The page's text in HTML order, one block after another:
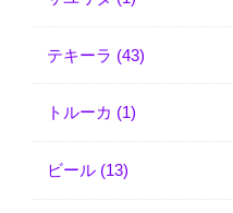
テキーラ (43)
トルーカ (1)
ビール (13)